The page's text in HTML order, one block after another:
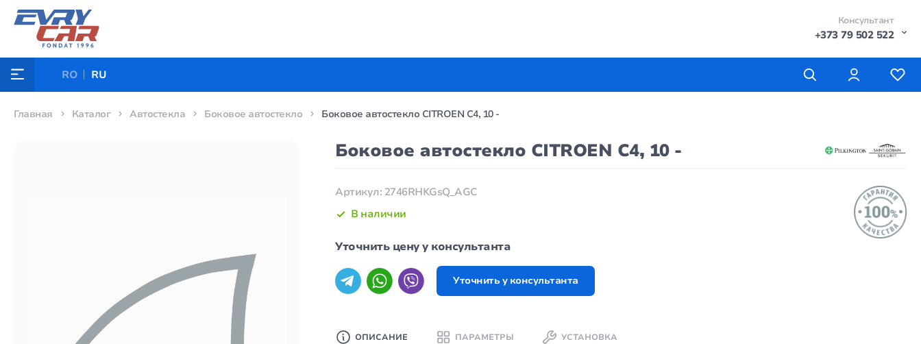
Консультант
+373 79 502 522
RO RU
Главная Каталог Автостекла Боковое автостекло Боковое автостекло CITROEN C4, 10 -
Боковое автостекло CITROEN C4, 10 -
Артикул: 2746RHKGsQ_AGC
В наличии
Уточнить цену у консультанта
Уточнить у консультанта
ОПИСАНИЕ ПАРАМЕТРЫ УСТАНОВКА